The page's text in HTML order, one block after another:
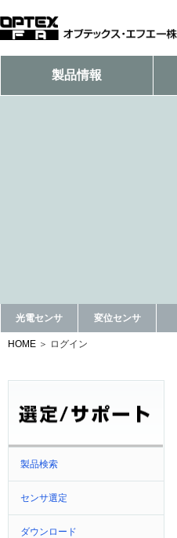
製品情報
光電センサ 変位センサ
HOME ログイン
製品検索
センサ選定
ダウンロード